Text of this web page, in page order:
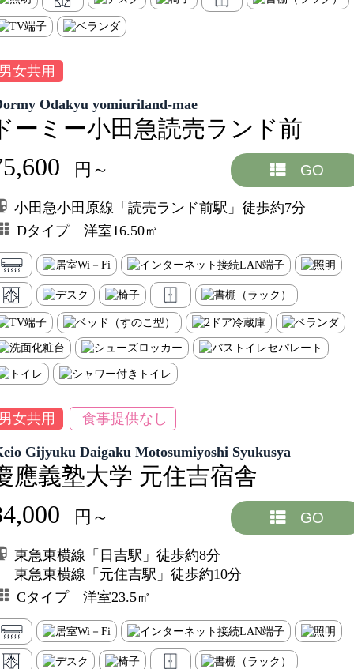
女共用
Odakyu yomiuriland-mae
ーミー小田急読売ランド前
円～ GO
小田急小田原線「読売ランド前駅」徒歩約7分
Dタイプ 洋室16.50㎡
女共用 食事提供なし
Gijyuku Daigaku Motosumiyoshi Syukusya
應義塾大学 元住吉宿舎
円～ GO
東急東横線「日吉駅」徒歩約8分
東急東横線「元住吉駅」徒歩約10分
Cタイプ 洋室23.5㎡